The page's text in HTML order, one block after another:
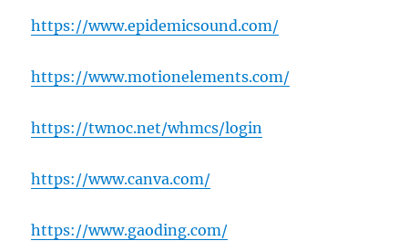
https://www.epidemicsound.com/
https://www.motionelements.com/
https://twnoc.net/whmcs/login
https://www.canva.com/
https://www.gaoding.com/